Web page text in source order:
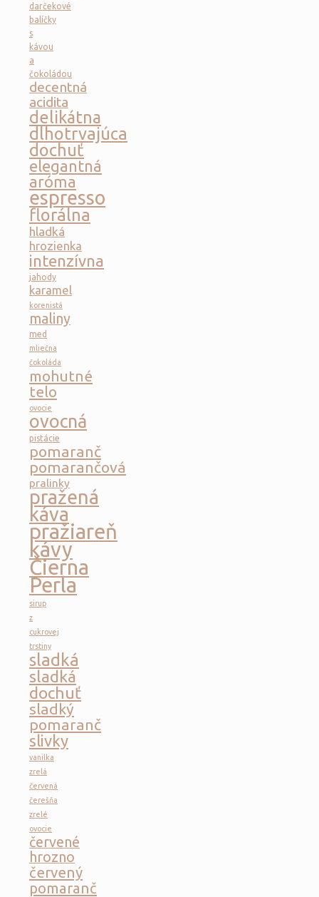
darčekové
balíčky
s
kávou
a
čokoládou
decentná
acidita
delikátna
dlhotrvajúca
dochuť
elegantná
aróma
espresso
florálna
hladká
hrozienka
intenzívna
jahody
karamel
korenistá
maliny
med
mliečna
čokoláda
mohutné
telo
ovocie
ovocná
pistácie
pomaranč
pomarančová
pralinky
pražená
káva
pražiareň
kávy
Čierna
Perla
sirup
z
cukrovej
trstiny
sladká
sladká
dochuť
sladký
pomaranč
slivky
vanilka
zrelá
červená
čerešňa
zrelé
ovocie
červené
hrozno
červený
pomaranč